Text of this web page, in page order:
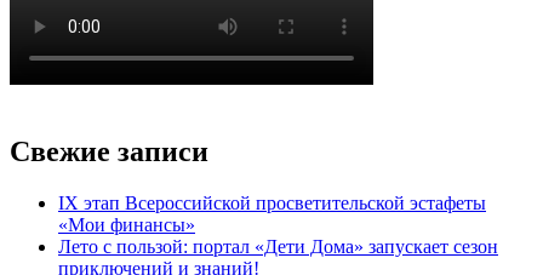
Свежие записи
IX этап Всероссийской просветительской эстафеты
«Мои финансы»
Лето с пользой: портал «Дети Дома» запускает сезон
приключений и знаний!